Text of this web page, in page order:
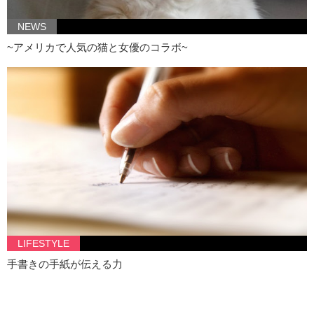
NEWS
~アメリカで人気の猫と女優のコラボ~
LIFESTYLE
手書きの手紙が伝える力